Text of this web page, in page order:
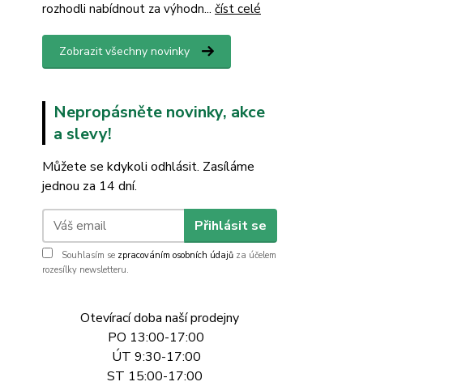
rozhodli nabídnout za výhodn... číst celé
Zobrazit všechny novinky
Nepropásněte novinky, akce
a slevy!
Můžete se kdykoli odhlásit. Zasíláme
jednou za 14 dní.
Přihlásit se
Souhlasím se zpracováním osobních údajů za účelem
rozesílky newsletteru.
Otevírací doba naší prodejny
PO 13:00-17:00
ÚT 9:30-17:00
ST 15:00-17:00